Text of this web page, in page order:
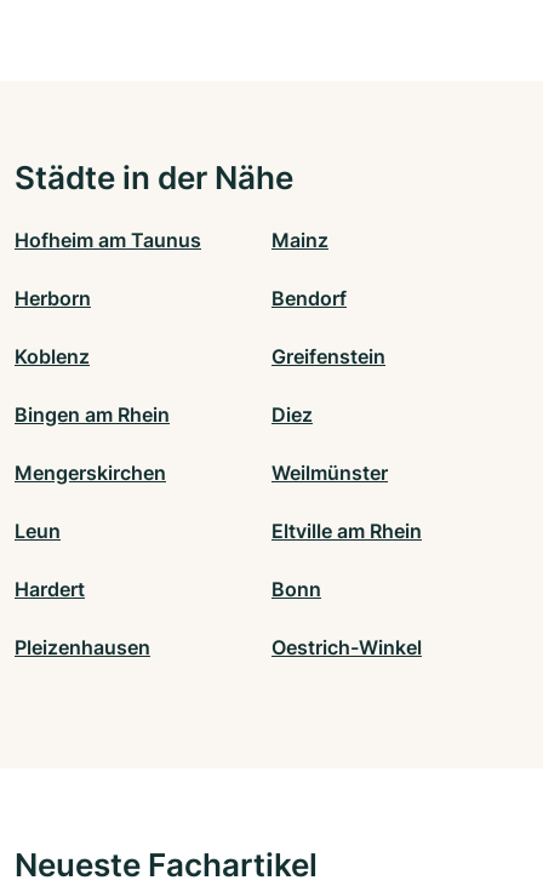
Städte in der Nähe
Hofheim am Taunus Mainz
Herborn Bendorf
Koblenz Greifenstein
Bingen am Rhein Diez
Mengerskirchen Weilmünster
Leun Eltville am Rhein
Hardert Bonn
Pleizenhausen Oestrich-Winkel
Neueste Fachartikel